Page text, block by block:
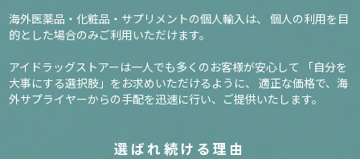
海外医薬品・化粧品・サプリメントの個人輸入は、
個人の利用を目
的とした場合のみご利用いただけます。
アイドラッグストアーは一人でも多くのお客様が安心して
「自分を
大事にする選択肢」をお求めいただけるように、
適正な価格で、海
外サプライヤーからの手配を迅速に行い、ご提供いたします。
選ばれ続ける理由